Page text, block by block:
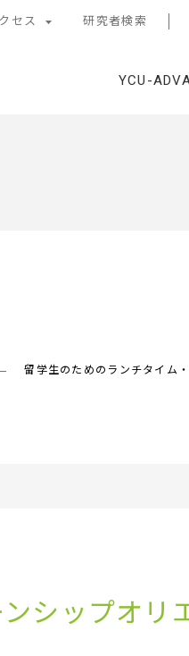
セス 研究者検索
YCU-
留学生のためのランチタイム
シップオリ